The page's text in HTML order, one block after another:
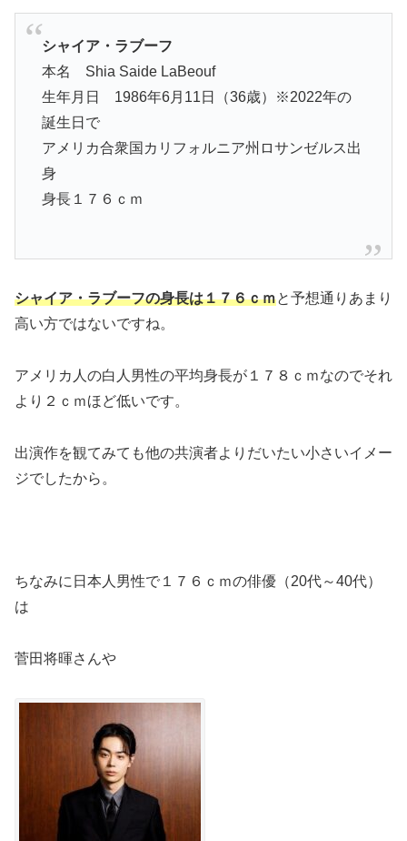
シャイア・ラブーフ
本名 Shia Saide LaBeouf
生年月日 1986年6月11日（36歳）※2022年の
誕生日で
アメリカ合衆国カリフォルニア州ロサンゼルス出
身
身長１７６ｃｍ
シャイア・ラブーフの身長は１７６ｃｍと予想通りあまり
高い方ではないですね。
アメリカ人の白人男性の平均身長が１７８ｃｍなのでそれ
より２ｃｍほど低いです。
出演作を観てみても他の共演者よりだいたい小さいイメー
ジでしたから。
ちなみに日本人男性で１７６ｃｍの俳優（20代～40代）
は
菅田将暉さんや